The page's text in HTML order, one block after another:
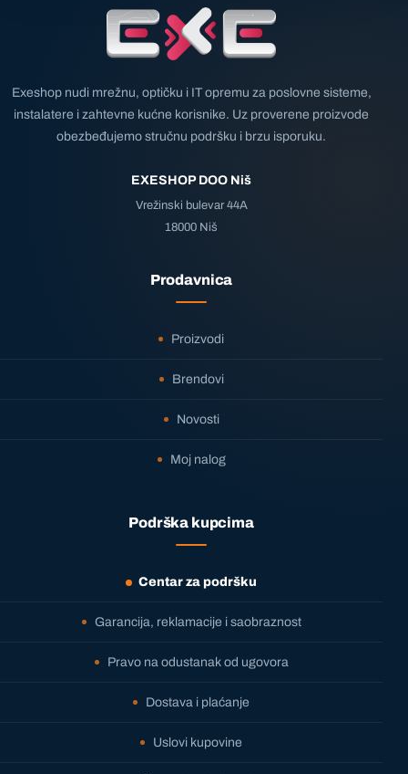
Exeshop nudi mrežnu, optičku i IT opremu za poslovne sisteme,
instalatere i zahtevne kućne korisnike. Uz proverene proizvode
obezbeđujemo stručnu podršku i brzu isporuku.
EXESHOP DOO Niš
Vrežinski bulevar 44A
18000 Niš
Prodavnica
Proizvodi
Brendovi
Novosti
Moj nalog
Podrška kupcima
Centar za podršku
Garancija, reklamacije i saobraznost
Pravo na odustanak od ugovora
Dostava i plaćanje
Uslovi kupovine